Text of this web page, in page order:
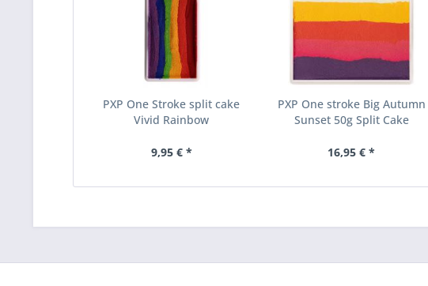
PXP One Stroke split cake
Vivid Rainbow
9,95 € *
PXP One stroke Big Autumn
Sunset 50g Split Cake
16,95 € *